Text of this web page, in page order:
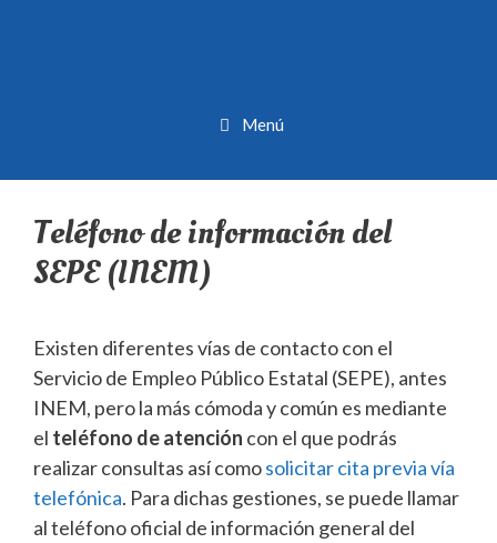
Menú
Teléfono de información del
SEPE (INEM)
Existen diferentes vías de contacto con el
Servicio de Empleo Público Estatal (SEPE), antes
INEM, pero la más cómoda y común es mediante
el teléfono de atención con el que podrás
realizar consultas así comosolicitar cita previa vía
telefónica. Para dichas gestiones, se puede llamar
al teléfono oficial de información general del